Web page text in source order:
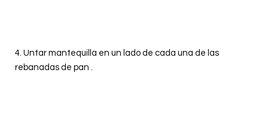
4. Untar mantequilla en un lado de cada una de las
rebanadas de pan .